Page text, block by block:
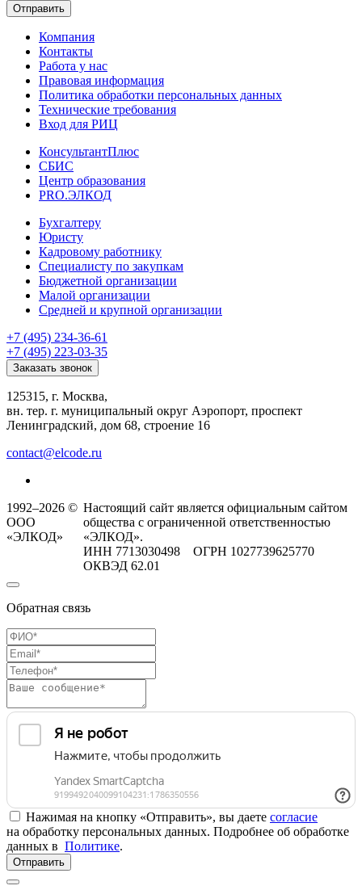
Отправить
Компания
Контакты
Работа у нас
Правовая информация
Политика обработки персональных данных
Технические требования
Вход для РИЦ
КонсультантПлюс
СБИС
Центр образования
PRO.ЭЛКОД
Бухгалтеру
Юристу
Кадровому работнику
Специалисту по закупкам
Бюджетной организации
Малой организации
Средней и крупной организации
+7 (495) 234-36-61
+7 (495) 223-03-35
Заказать звонок
125315, г. Москва,
вн. тер. г. муниципальный округ Аэропорт, проспект
Ленинградский, дом 68, строение 16
contact@elcode.ru
1992–2026 ©
ООО
«ЭЛКОД»
Настоящий сайт является официальным сайтом
общества с ограниченной ответственностью
«ЭЛКОД».
ИНН 7713030498 ОГРН 1027739625770
ОКВЭД 62.01
Обратная связь
Нажимая на кнопку «Отправить», вы даете согласие
на обработку персональных данных. Подробнее об обработке
данных в Политике.
Отправить